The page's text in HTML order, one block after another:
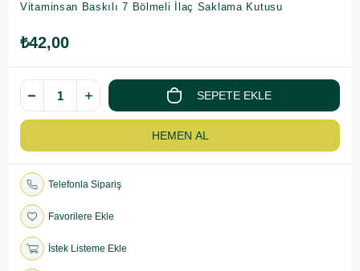
Vitaminsan Baskılı 7 Bölmeli İlaç Saklama Kutusu
₺42,00
Telefonla Sipariş
Favorilere Ekle
İstek Listeme Ekle